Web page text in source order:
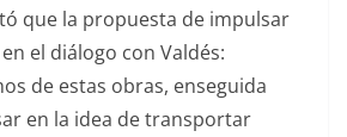
que la propuesta de impulsar
el diálogo con Valdés:
de estas obras, enseguida
en la idea de transportar